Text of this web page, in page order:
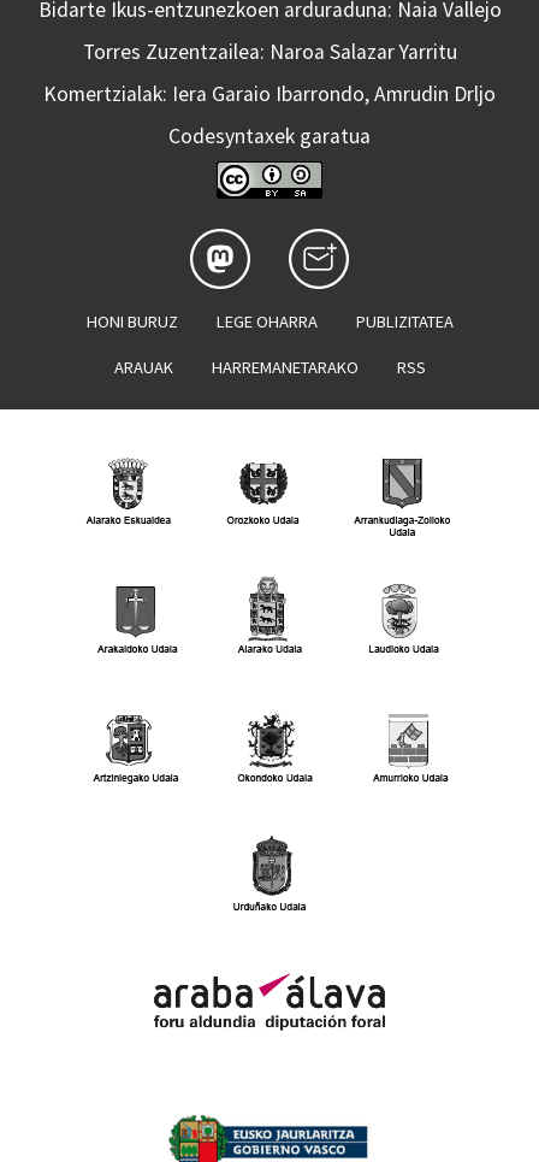
Bidarte Ikus-entzunezkoen arduraduna: Naia Vallejo
Torres Zuzentzailea: Naroa Salazar Yarritu
Komertzialak: Iera Garaio Ibarrondo, Amrudin Drljo
Codesyntaxek garatua
HONI BURUZ LEGE OHARRA PUBLIZITATEA
ARAUAK HARREMANETARAKO RSS